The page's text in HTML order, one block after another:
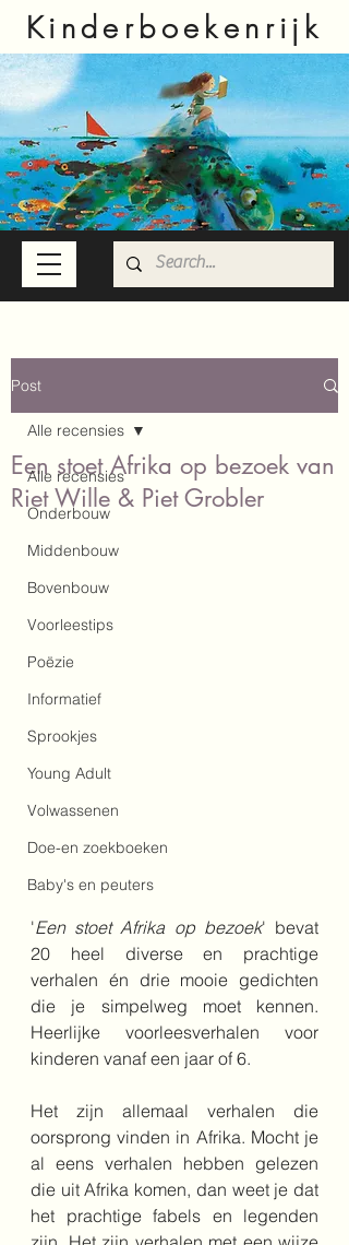
Kinderboekenrijk
Post
Alle recensies
Onderbouw
Middenbouw
Bovenbouw
Voorleestips
Poëzie
Informatief
Sprookjes
Young Adult
Volwassenen
Doe-en zoekboeken
Baby's en peuters
Alle recensies
Een stoet Afrika op bezoek van
Riet Wille & Piet Grobler
'Een stoet Afrika op bezoek' bevat
20 heel diverse en prachtige
verhalen én drie mooie gedichten
die je simpelweg moet kennen.
Heerlijke voorleesverhalen voor
kinderen vanaf een jaar of 6.
Het zijn allemaal verhalen die
oorsprong vinden in Afrika. Mocht je
al eens verhalen hebben gelezen
die uit Afrika komen, dan weet je dat
het prachtige fabels en legenden